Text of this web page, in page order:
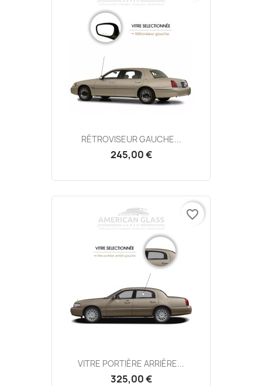
RÉTROVISEUR GAUCHE...
245,00 €
VITRE PORTIÈRE ARRIÈRE...
325,00 €
favorite_border